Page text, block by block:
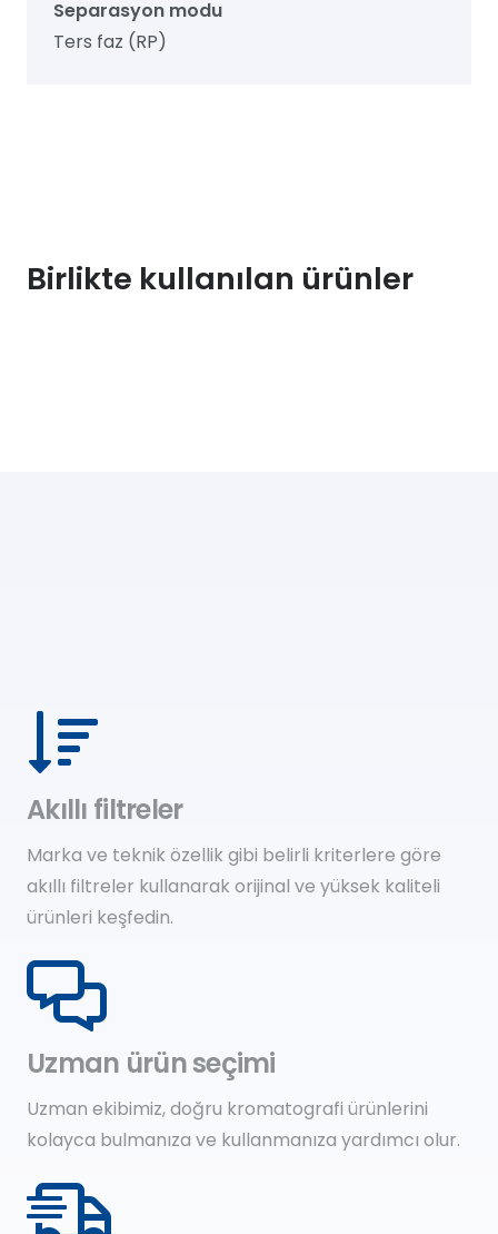
Separasyon modu
Ters faz (RP)
Birlikte kullanılan ürünler
Akıllı filtreler
Marka ve teknik özellik gibi belirli kriterlere göre
akıllı filtreler kullanarak orijinal ve yüksek kaliteli
ürünleri keşfedin.
Uzman ürün seçimi
Uzman ekibimiz, doğru kromatografi ürünlerini
kolayca bulmanıza ve kullanmanıza yardımcı olur.